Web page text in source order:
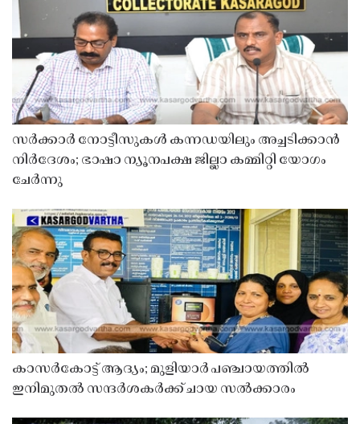
സർക്കാർ നോട്ടീസുകൾ കന്നഡയിലും അച്ചടിക്കാൻ
നിർദേശം; ഭാഷാ ന്യൂനപക്ഷ ജില്ലാ കമ്മിറ്റി യോഗം
ചേർന്നു
കാസർകോട്ട് ആദ്യം; മുളിയാർ പഞ്ചായത്തിൽ
ഇനിമുതൽ സന്ദർശകർക്ക് ചായ സൽക്കാരം